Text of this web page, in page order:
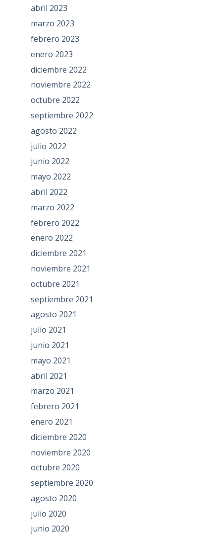
abril 2023
marzo 2023
febrero 2023
enero 2023
diciembre 2022
noviembre 2022
octubre 2022
septiembre 2022
agosto 2022
julio 2022
junio 2022
mayo 2022
abril 2022
marzo 2022
febrero 2022
enero 2022
diciembre 2021
noviembre 2021
octubre 2021
septiembre 2021
agosto 2021
julio 2021
junio 2021
mayo 2021
abril 2021
marzo 2021
febrero 2021
enero 2021
diciembre 2020
noviembre 2020
octubre 2020
septiembre 2020
agosto 2020
julio 2020
junio 2020